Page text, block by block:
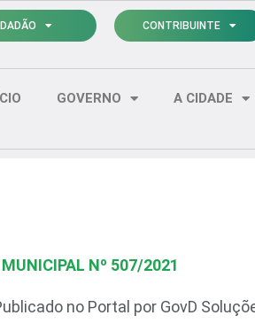
CONTRIBUINTE
GOVERNO A CIDADE
MUNICIPAL Nº 507/2021
no Portal por GovD